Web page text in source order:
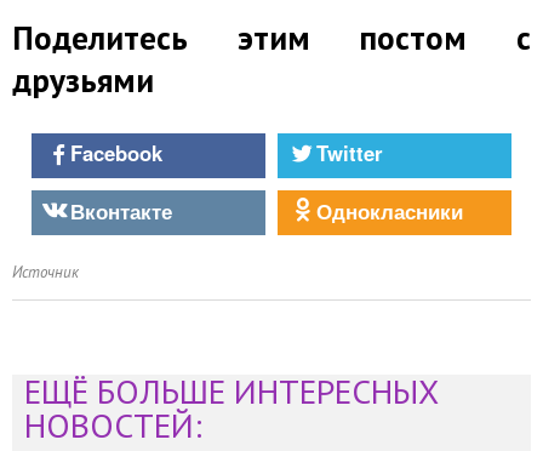
Поделитесь этим постом с
друзьями
Facebook
Twitter
Вконтакте
Однокласники
Источник
ЕЩЁ БОЛЬШЕ ИНТЕРЕСНЫХ
НОВОСТЕЙ: